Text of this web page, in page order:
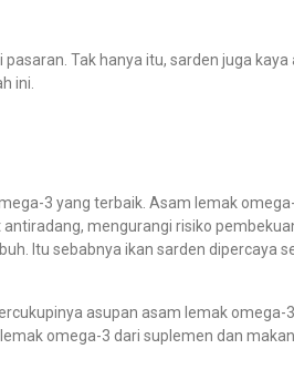
Tak hanya itu, sarden juga
ini.
3 yang terbaik. Asam lemak
mengurangi risiko
Itu sebabnya ikan sarden dipercaya
asupan asam lemak omega-
omega-3 dari suplemen dan